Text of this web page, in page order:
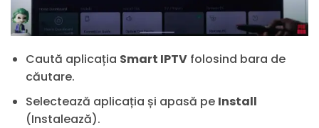
Caută aplicația Smart IPTVfolosind bara de
căutare.
Selectează aplicația și apasă pe Install
(Instalează).